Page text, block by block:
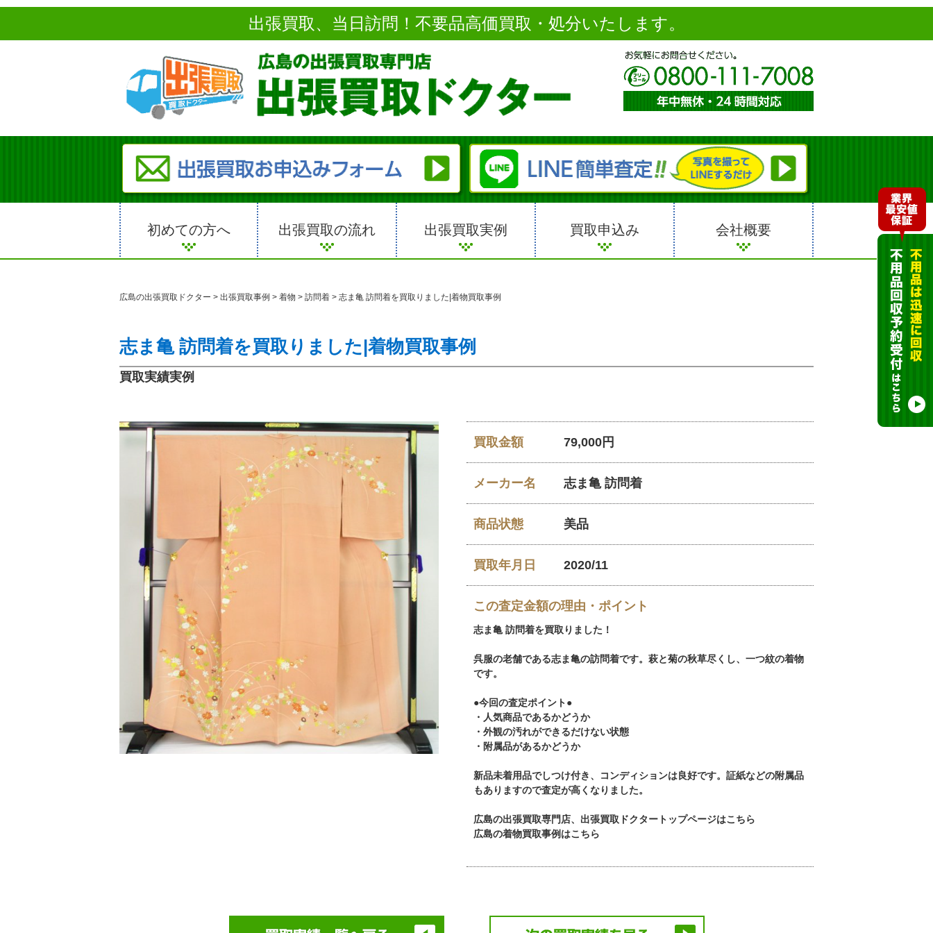
出張買取、当日訪問！不要品高価買取・処分いたします。
初めての方へ 出張買取の流れ 出張買取実例 買取申込み 会社概要
広島の出張買取ドクター > 出張買取事例 > 着物 > 訪問着 > 志ま亀 訪問着を買取りました|着物買取事例
志ま亀 訪問着を買取りました|着物買取事例
買取実績実例
買取金額 79,000円
メーカー名 志ま亀 訪問着
商品状態 美品
買取年月日 2020/11
この査定金額の理由・ポイント
志ま亀 訪問着を買取りました！
呉服の老舗である志ま亀の訪問着です。萩と菊の秋草尽くし、一つ紋の着物
です。
●今回の査定ポイント●
・人気商品であるかどうか
・外観の汚れができるだけない状態
・附属品があるかどうか
新品未着用品でしつけ付き、コンディションは良好です。証紙などの附属品
もありますので査定が高くなりました。
広島の出張買取専門店、出張買取ドクタートップページはこちら
広島の着物買取事例はこちら